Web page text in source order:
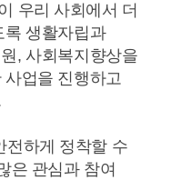
우리 사회에서 더
록 생활자립과
, 사회복지향상을
업을 진행하고
전하게 정착할 수
은 관심과 참여